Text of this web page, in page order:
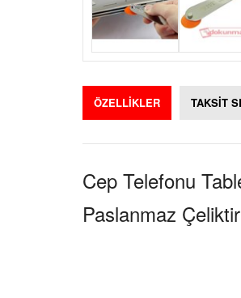
ÖZELLİKLER TAKSİT
Cep Telefonu
Paslanmaz Çeliktir